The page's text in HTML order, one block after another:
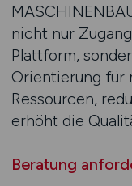
nicht nur
Plattform,
Orientierung für
Ressourcen,
erhöht die
Beratung